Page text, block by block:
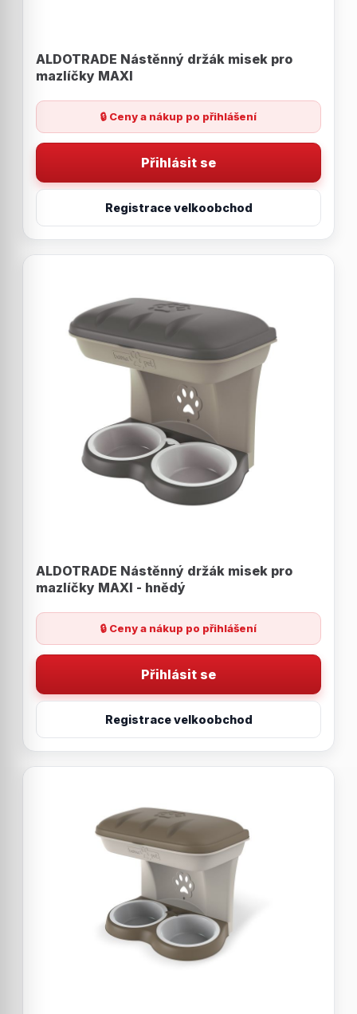
ALDOTRADE Nástěnný držák misek pro
mazlíčky MAXI
🔒 Ceny a nákup po přihlášení
Přihlásit se
Registrace velkoobchod
ALDOTRADE Nástěnný držák misek pro
mazlíčky MAXI - hnědý
🔒 Ceny a nákup po přihlášení
Přihlásit se
Registrace velkoobchod